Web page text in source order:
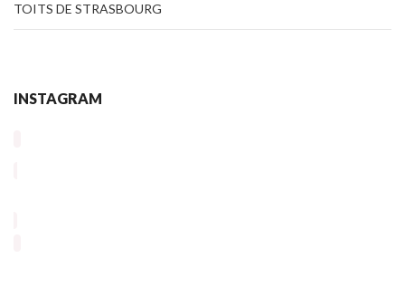
TOITS DE STRASBOURG
INSTAGRAM